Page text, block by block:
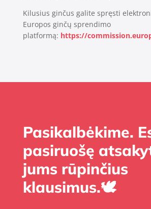
Kilusius ginčus galite spręsti
Europos ginčų sprendimo
platformą: https://
Pasikalbėkime.
pasiruošę
jums rūpinčius
klausimus.🕊️